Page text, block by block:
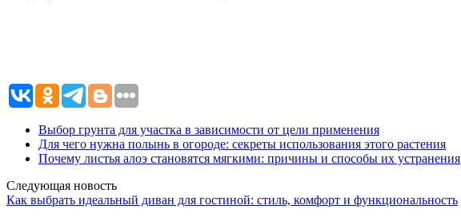
Выбор грунта для участка в зависимости от цели применения
Для чего нужна полынь в огороде: секреты использования этого растения
Почему листья алоэ становятся мягкими: причины и способы их устранения
Следующая новость
Как выбрать идеальный диван для гостиной: стиль, комфорт и функциональность